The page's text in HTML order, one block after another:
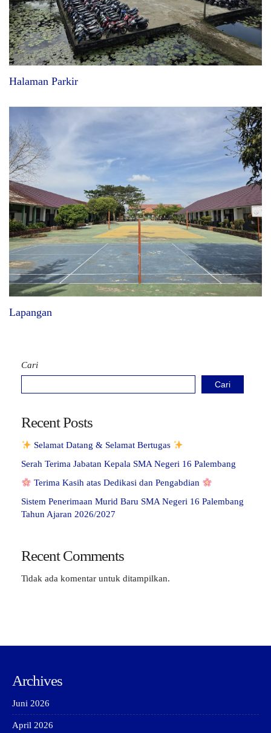
Halaman Parkir
Lapangan
Cari
Cari
Recent Posts
Selamat Datang & Selamat Bertugas
Serah Terima Jabatan Kepala SMA Negeri 16 Palembang
Terima Kasih atas Dedikasi dan Pengabdian
Sistem Penerimaan Murid Baru SMA Negeri 16 Palembang
Tahun Ajaran 2026/2027
Recent Comments
Tidak ada komentar untuk ditampilkan.
Archives
Juni 2026
April 2026